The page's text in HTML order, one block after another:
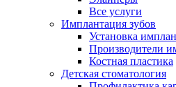
Все услуги
Имплантация зубов
Установка
Производители
Костная пластика
Детская стоматология